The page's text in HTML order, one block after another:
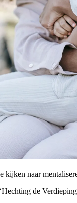
kijken naar
de